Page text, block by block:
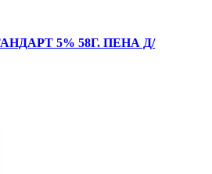
5% 58Г. ПЕНА Д/